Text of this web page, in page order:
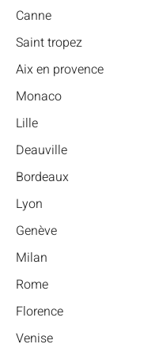
Canne
Saint tropez
Aix en provence
Monaco
Lille
Deauville
Bordeaux
Lyon
Genève
Milan
Rome
Florence
Venise